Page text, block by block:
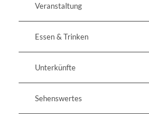
Veranstaltung
Essen & Trinken
Unterkünfte
Sehenswertes